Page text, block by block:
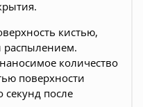
кистью,
распылением.
количество
поверхности
секунд после